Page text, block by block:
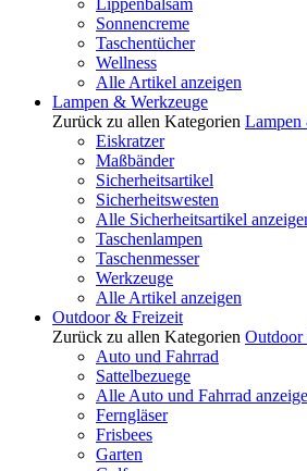
Lippenbalsam
Sonnencreme
Taschentücher
Wellness
Alle Artikel anzeigen
Lampen & Werkzeuge
Zurück zu allen Kategorien Lampen
Eiskratzer
Maßbänder
Sicherheitsartikel
Sicherheitswesten
Alle Sicherheitsartikel
Taschenlampen
Taschenmesser
Werkzeuge
Alle Artikel anzeigen
Outdoor & Freizeit
Zurück zu allen Kategorien
Auto und Fahrrad
Sattelbezuege
Alle Auto und Fahrrad
Ferngläser
Frisbees
Garten